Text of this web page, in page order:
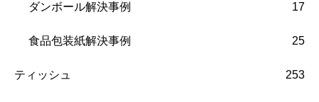
ダンボール解決事例 17
食品包装紙解決事例 25
ティッシュ 253